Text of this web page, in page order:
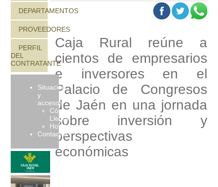
DEPARTAMENTOS
PROVEEDORES
PERFIL
DEL
CONTRATANTE
Caja Rural reúne a
cientos de empresarios
e inversores en el
Palacio de Congresos
de Jaén en una jornada
sobre inversión y
perspectivas
económicas
Situación
y
accesos
Cómo
Llegar
Hoteles
Contactar